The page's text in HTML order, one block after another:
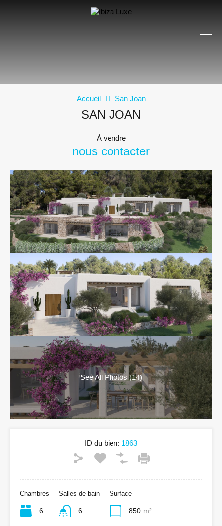
Accueil San Joan
SAN JOAN
À vendre
nous contacter
See All Photos (14)
ID du bien: 1863
Chambres
6
Salles de bain
6
Surface
850 m²